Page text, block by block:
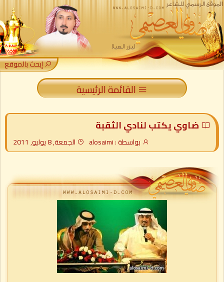
إبحث بالموقع
القائمة الرئيسية
ضاوي يكتب لنادي الثقبة
بواسطة : alosaimi الجمعة, 8 يوليو, 2011